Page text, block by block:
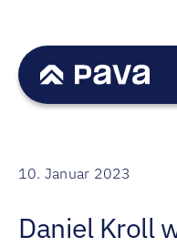
springen
Team
10. Januar 2023
Daniel Kroll